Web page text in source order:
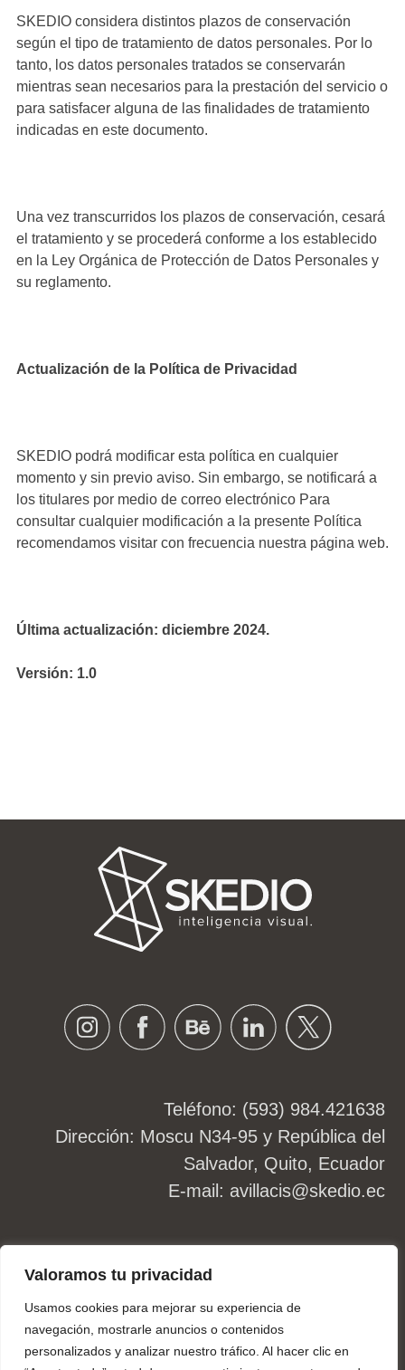
Valoramos tu privacidad
Usamos cookies para mejorar su experiencia de
navegación, mostrarle anuncios o contenidos
personalizados y analizar nuestro tráfico. Al hacer clic en
SKEDIO considera distintos plazos de conservación
según el tipo de tratamiento de datos personales. Por lo
tanto, los datos personales tratados se conservarán
mientras sean necesarios para la prestación del servicio o
para satisfacer alguna de las finalidades de tratamiento
indicadas en este documento.
Una vez transcurridos los plazos de conservación, cesará
el tratamiento y se procederá conforme a los establecido
en la Ley Orgánica de Protección de Datos Personales y
su reglamento.
Actualización de la Política de Privacidad
SKEDIO podrá modificar esta política en cualquier
momento y sin previo aviso. Sin embargo, se notificará a
los titulares por medio de correo electrónico Para
consultar cualquier modificación a la presente Política
recomendamos visitar con frecuencia nuestra página web.
Última actualización: diciembre 2024.
Versión: 1.0
Instagram Facebook Behance Linkedin
Teléfono: (593) 984.421638
Dirección: Moscu N34-95 y República del
Salvador, Quito, Ecuador
E-mail: avillacis@skedio.ec